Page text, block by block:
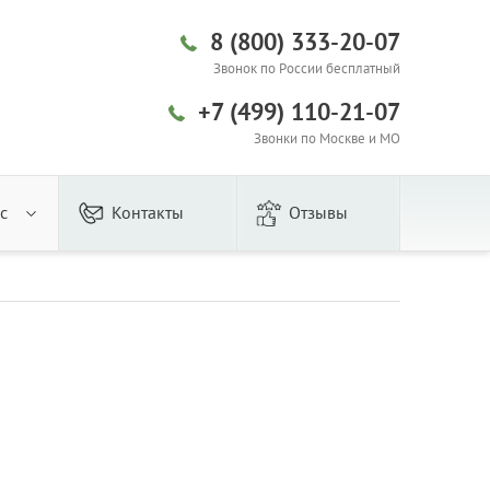
8 (800) 333-20-07
Звонок по России бесплатный
+7 (499) 110-21-07
Звонки по Москве и МО
Контакты Отзывы